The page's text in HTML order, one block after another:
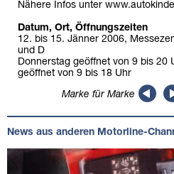
Nähere Infos unter
Datum, Ort, Öffnungszeiten
12. bis 15. Jänner 2006,
und D
Donnerstag geöffnet von 9 bis 20
geöffnet von 9 bis 18 Uhr
Marke für Marke
News aus anderen Motorline-